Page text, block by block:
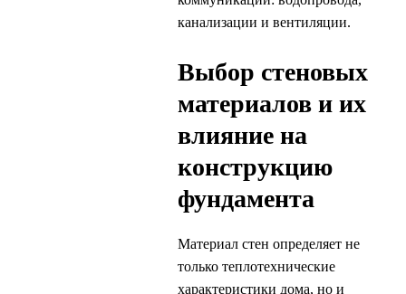
канализации и вентиляции.
Выбор стеновых
материалов и их
влияние на
конструкцию
фундамента
Материал стен определяет не
только теплотехнические
характеристики дома, но и